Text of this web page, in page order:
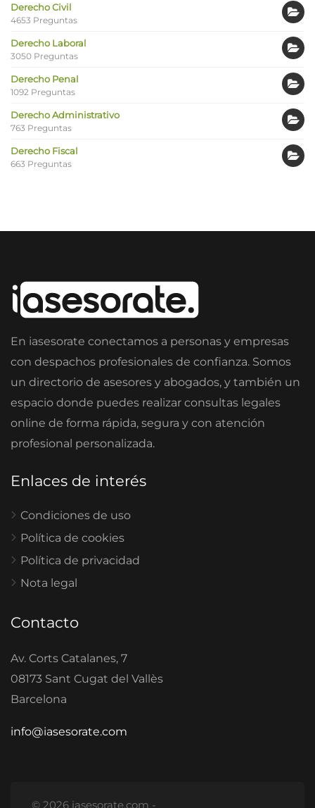
Derecho Civil
4653 Preguntas
Derecho Laboral
3050 Preguntas
Derecho Penal
1092 Preguntas
Derecho Administrativo
763 Preguntas
Derecho Fiscal
663 Preguntas
En iasesorate conectamos a personas y empresas
con despachos profesionales de confianza. Somos
un directorio de asesores y abogados, y también un
espacio donde puedes realizar consultas legales
online de forma rápida, segura y con atención
profesional personalizada.
Enlaces de interés
Condiciones de uso
Política de cookies
Política de privacidad
Nota legal
Contacto
Av. Corts Catalanes, 7
08173 Sant Cugat del Vallès
Barcelona
info@iasesorate.com
© 2026 iasesorate.com -